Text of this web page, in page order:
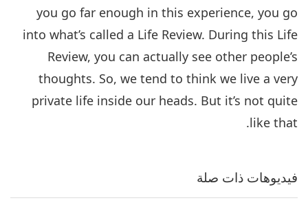
you go far enough in this experience, you go
into what’s called a Life Review. During this Life
Review, you can actually see other people’s
thoughts. So, we tend to think we live a very
private life inside our heads. But it’s not quite
like that.
فيديوهات ذات صلة